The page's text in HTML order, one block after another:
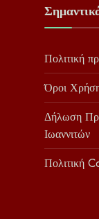
Πολιτική
Όροι
Δήλωση
Ιωαννιτών
Πολιτική